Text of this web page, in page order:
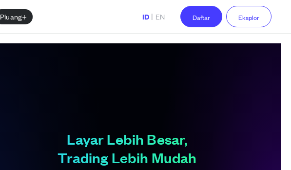
Pluang+ ID | EN Daftar Eksplor
Layar Lebih Besar,
Trading Lebih Mudah